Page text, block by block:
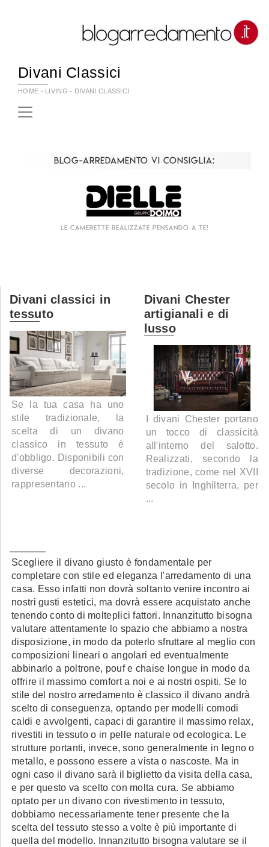
Divani Classici
HOME - LIVING - DIVANI CLASSICI
Blog-Arredamento vi consiglia:
Le camerette realizzate pensando a te!
Divani classici in
tessuto
Se la tua casa ha uno
stile tradizionale, la
scelta di un divano
classico in tessuto è
d'obbligo. Disponibili con
diverse decorazioni,
rappresentano ...
Divani Chester
artigianali e di
lusso
I divani Chester portano
un tocco di classicità
all'interno del salotto.
Realizzati, secondo la
tradizione, come nel XVII
secolo in Inghilterra, per
...
Scegliere il divano giusto è fondamentale per
completare con stile ed eleganza l'arredamento di una
casa. Esso infatti non dovrà soltanto venire incontro ai
nostri gusti estetici, ma dovrà essere acquistato anche
tenendo conto di molteplici fattori. Innanzitutto bisogna
valutare attentamente lo spazio che abbiamo a nostra
disposizione, in modo da poterlo sfruttare al meglio con
composizioni lineari o angolari ed eventualmente
abbinarlo a poltrone, pouf e chaise longue in modo da
offrire il massimo comfort a noi e ai nostri ospiti. Se lo
stile del nostro arredamento è classico il divano andrà
scelto di conseguenza, optando per modelli comodi
caldi e avvolgenti, capaci di garantire il massimo relax,
rivestiti in tessuto o in pelle naturale od ecologica. Le
strutture portanti, invece, sono generalmente in legno o
metallo, e possono essere a vista o nascoste. Ma in
ogni caso il divano sarà il biglietto da visita della casa,
e per questo va scelto con molta cura. Se abbiamo
optato per un divano con rivestimento in tessuto,
dobbiamo necessariamente tener presente che la
scelta del tessuto stesso a volte è più importante di
quella del modello. Innanzitutto bisogna valutare se il